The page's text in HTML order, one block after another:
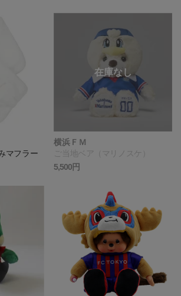
マフラー
横浜ＦＭ
ご当地ベア（マリノスケ）
5,500円